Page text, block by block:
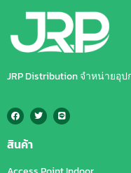
JRP Distribution จำหน่ายอุ
สินค้า